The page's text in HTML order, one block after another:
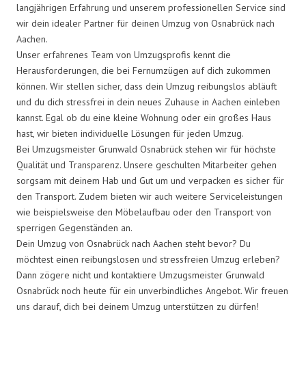
langjährigen Erfahrung und unserem professionellen Service sind
wir dein idealer Partner für deinen Umzug von Osnabrück nach
Aachen.
Unser erfahrenes Team von Umzugsprofis kennt die
Herausforderungen, die bei Fernumzügen auf dich zukommen
können. Wir stellen sicher, dass dein Umzug reibungslos abläuft
und du dich stressfrei in dein neues Zuhause in Aachen einleben
kannst. Egal ob du eine kleine Wohnung oder ein großes Haus
hast, wir bieten individuelle Lösungen für jeden Umzug.
Bei Umzugsmeister Grunwald Osnabrück stehen wir für höchste
Qualität und Transparenz. Unsere geschulten Mitarbeiter gehen
sorgsam mit deinem Hab und Gut um und verpacken es sicher für
den Transport. Zudem bieten wir auch weitere Serviceleistungen
wie beispielsweise den Möbelaufbau oder den Transport von
sperrigen Gegenständen an.
Dein Umzug von Osnabrück nach Aachen steht bevor? Du
möchtest einen reibungslosen und stressfreien Umzug erleben?
Dann zögere nicht und kontaktiere Umzugsmeister Grunwald
Osnabrück noch heute für ein unverbindliches Angebot. Wir freuen
uns darauf, dich bei deinem Umzug unterstützen zu dürfen!